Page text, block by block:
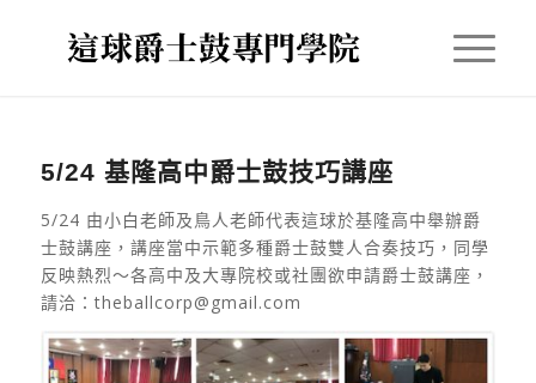
5/24 基隆高中爵士鼓技巧講座
5/24 由小白老師及鳥人老師代表這球於基隆高中舉辦爵
士鼓講座，講座當中示範多種爵士鼓雙人合奏技巧，同學
反映熱烈～各高中及大專院校或社團欲申請爵士鼓講座，
請洽：theballcorp@gmail.com